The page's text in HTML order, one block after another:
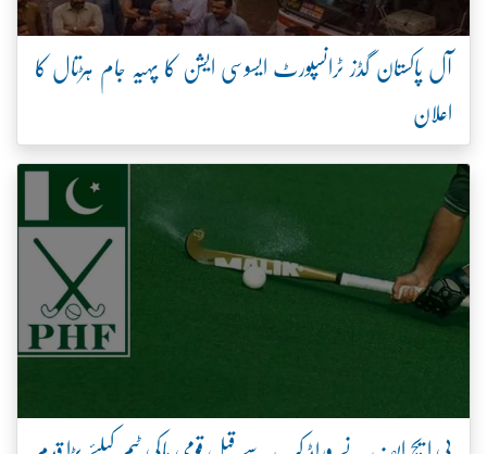
آل پاکستان گڈز ٹرانسپورٹ ایسوسی ایشن کا پہیہ جام ہڑتال کا
اعلان